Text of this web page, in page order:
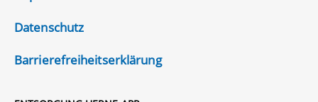
Datenschutz
Barrierefreiheitserklärung